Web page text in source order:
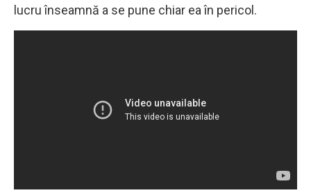
lucru înseamnă a se pune chiar ea în pericol.